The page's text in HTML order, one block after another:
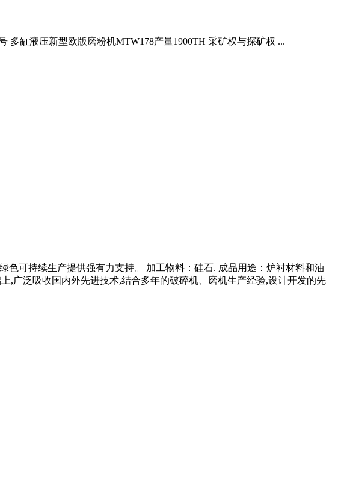
多缸液压新型欧版磨粉机MTW178产量1900TH 采矿权与探矿权 ...
色可持续生产提供强有力支持。 加工物料：硅石. 成品用途：炉衬材料和油
,广泛吸收国内外先进技术,结合多年的破碎机、磨机生产经验,设计开发的先